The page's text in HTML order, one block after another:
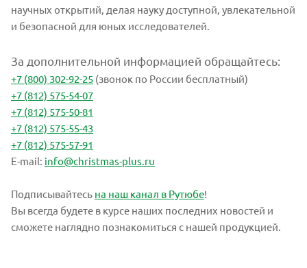
научных открытий, делая науку доступной, увлекательной
и безопасной для юных исследователей.
За дополнительной информацией обращайтесь:
+7 (800) 302-92-25 (звонок по России бесплатный)
+7 (812) 575-54-07
+7 (812) 575-50-81
+7 (812) 575-55-43
+7 (812) 575-57-91
E-mail: info@christmas-plus.ru
Подписывайтесь на наш канал в Рутюбе!
Вы всегда будете в курсе наших последних новостей и
сможете наглядно познакомиться с нашей продукцией.